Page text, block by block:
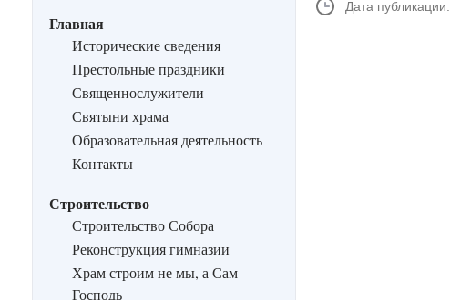
Главная
Исторические сведения
Престольные праздники
Священнослужители
Святыни храма
Образовательная деятельность
Контакты
Строительство
Строительство Собора
Реконструкция гимназии
Храм строим не мы, а Сам
Господь
Дата публикации: